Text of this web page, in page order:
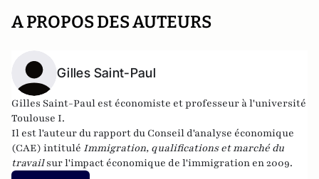
A PROPOS DES AUTEURS
Gilles Saint-Paul
Gilles Saint-Paul est économiste et professeur à l'université
Toulouse I.
Il est l'auteur du rapport du Conseil d'analyse économique
(CAE) intitulé Immigration, qualifications et marché du
travailsur l'impact économique de l'immigration en 2009.